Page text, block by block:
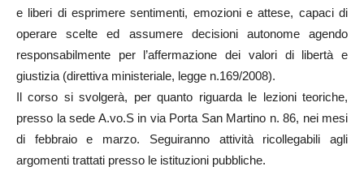
e liberi di esprimere sentimenti, emozioni e attese, capaci di
operare scelte ed assumere decisioni autonome agendo
responsabilmente per l’affermazione dei valori di libertà e
giustizia (direttiva ministeriale, legge n.169/2008).
Il corso si svolgerà, per quanto riguarda le lezioni teoriche,
presso la sede A.vo.S in via Porta San Martino n. 86, nei mesi
di febbraio e marzo. Seguiranno attività ricollegabili agli
argomenti trattati presso le istituzioni pubbliche.